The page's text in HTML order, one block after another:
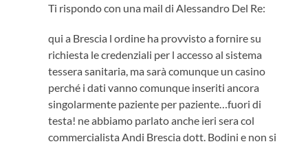
Ti rispondo con una mail di Alessandro Del Re:
qui a Brescia l ordine ha provvisto a fornire su
richiesta le credenziali per l accesso al sistema
tessera sanitaria, ma sarà comunque un casino
perché i dati vanno comunque inseriti ancora
singolarmente paziente per paziente…fuori di
testa! ne abbiamo parlato anche ieri sera col
commercialista Andi Brescia dott. Bodini e non si